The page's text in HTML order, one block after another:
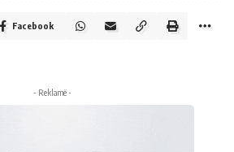
Facebook
- Reklamë -